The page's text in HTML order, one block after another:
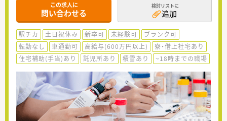
この求人に
問い合わせる
検討リストに
追加
駅チカ 土日祝休み 新卒可 未経験可
ブランク可
転勤なし
車通勤可 高給与(600万円以上)
寮・借上社宅あり
住宅補助(手当)あり
託児所あり 積雪あり ~18時までの職場